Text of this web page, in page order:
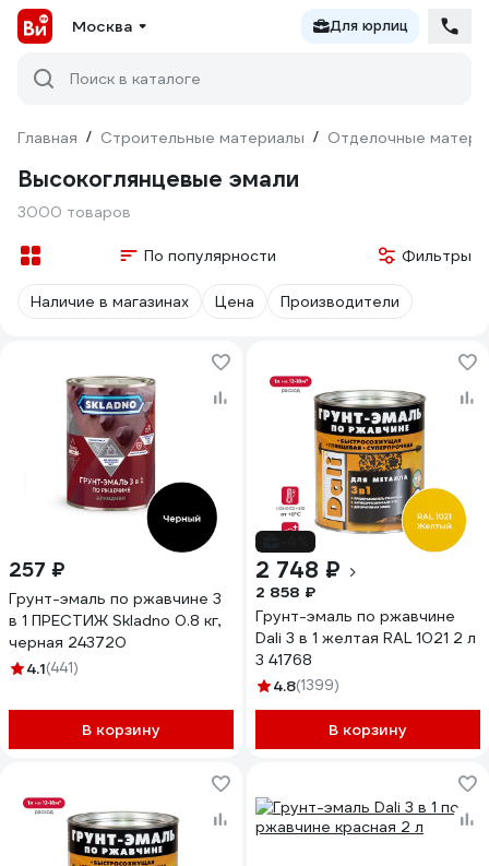
Москва Для юрлиц
Поиск в каталоге
Главная / Строительные материалы / Отделочные
Высокоглянцевые эмали
3000 товаров
По популярности Фильтры
Наличие в магазинах Цена Производители
257 ₽
Грунт-эмаль по ржавчине 3
в 1 ПРЕСТИЖ Skladno 0.8 кг,
черная 243720
4.1(441)
В корзину
2 748 ₽
2 858 ₽
Грунт-эмаль по ржавчине
Dali 3 в 1 желтая RAL 1021 2 л
3 41768
4.8(1399)
В корзину